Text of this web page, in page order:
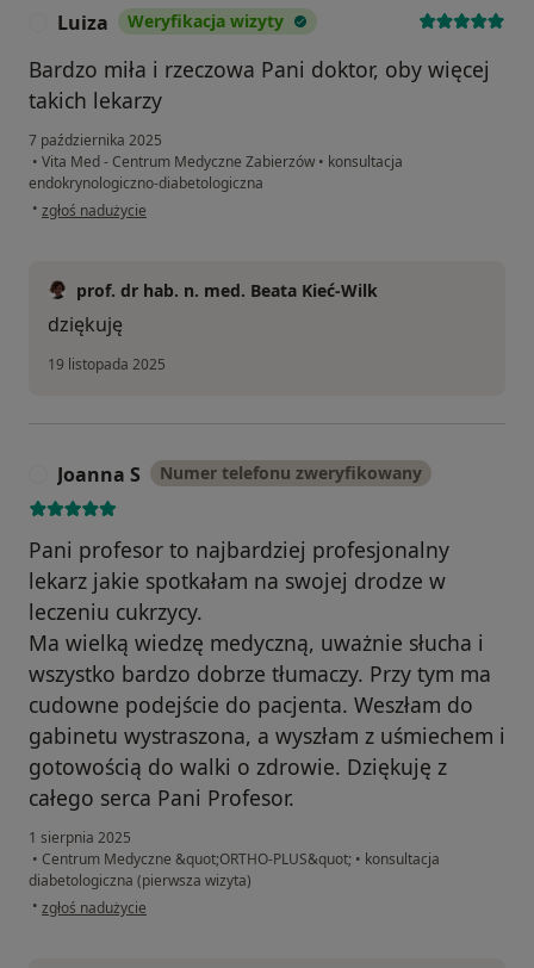
Luiza Weryfikacja wizyty
Bardzo miła i rzeczowa Pani doktor, oby więcej
takich lekarzy
7 października 2025
• Vita Med - Centrum Medyczne Zabierzów • konsultacja
endokrynologiczno-diabetologiczna
• w opinii użytkownika Luiza
zgłoś nadużycie
prof. dr hab. n. med. Beata Kieć-Wilk
dziękuję
19 listopada 2025
Joanna S Numer telefonu zweryfikowany
Pani profesor to najbardziej profesjonalny
lekarz jakie spotkałam na swojej drodze w
leczeniu cukrzycy.
Ma wielką wiedzę medyczną, uważnie słucha i
wszystko bardzo dobrze tłumaczy. Przy tym ma
cudowne podejście do pacjenta. Weszłam do
gabinetu wystraszona, a wyszłam z uśmiechem i
gotowością do walki o zdrowie. Dziękuję z
całego serca Pani Profesor.
1 sierpnia 2025
• Centrum Medyczne &quot;ORTHO-PLUS&quot; • konsultacja
diabetologiczna (pierwsza wizyta)
• w opinii użytkownika Joanna S
zgłoś nadużycie